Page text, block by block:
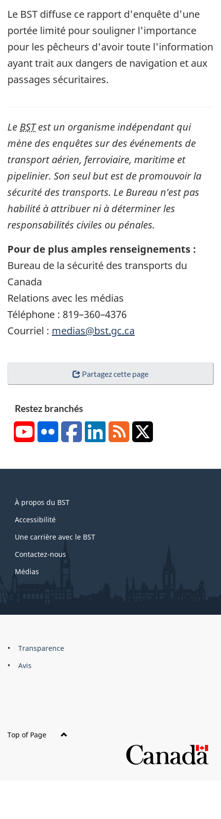
Le BST diffuse ce rapport d'enquête d'une
portée limité pour souligner l'importance
pour les pêcheurs d'avoir toute l'information
ayant trait aux dangers de navigation et aux
passages sécuritaires.
Le BSTest un organisme indépendant qui
mène des enquêtes sur des événements de
transport aérien, ferroviaire, maritime et
pipelinier. Son seul but est de promouvoir la
sécurité des transports. Le Bureau n'est pas
habilité à attribuer ni à déterminer les
responsabilités civiles ou pénales.
Pour de plus amples renseignements :
Bureau de la sécurité des transports du
Canada
Relations avec les médias
Téléphone : 819–360–4376
Courriel : medias@bst.gc.ca
Partagez cette page
Restez branchés
YouTubeFlickr FacebookLinkedInRSS
this
site
À propos du BST
Accessibilité
Une carrière avec le BST
Contactez-nous
Médias
About
this
Brand
Transparence
Avis
Top of Page